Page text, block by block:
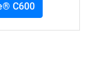
C600